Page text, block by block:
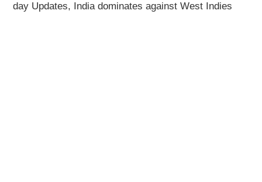
day Updates, India dominates against West Indies